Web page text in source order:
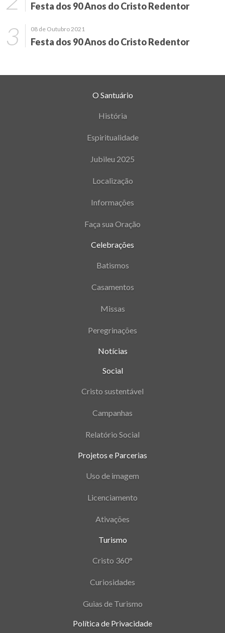
Festa dos 90 Anos do Cristo Redentor
08 de Outubro 2021
Festa dos 90 Anos do Cristo Redentor
O Santuário
História
Espiritualidade
Jubileu 2025
Localização
Informações
Faça sua Oração
Celebrações
Batismos
Casamentos
Missas
Peregrinações
Notícias
Social
Cristo sustentável
Campanhas
Relatório Social
Projetos e Parcerias
Uso de imagem
Licenciamento
Ativações
Turismo
Cristo 360°
Curiosidades
Guias de Turismo
Política de Privacidade